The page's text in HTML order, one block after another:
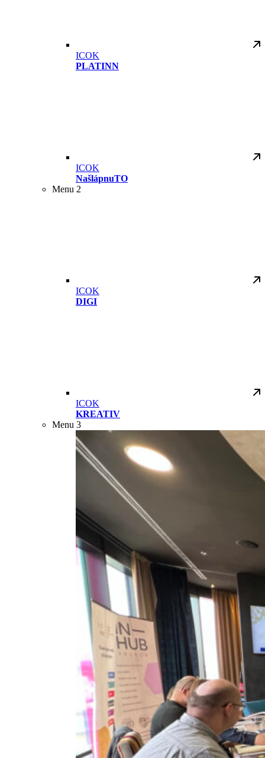
ICOK
PLATINN
ICOK
NašlápnuTO
Menu 2
ICOK
DIGI
ICOK
KREATIV
Menu 3